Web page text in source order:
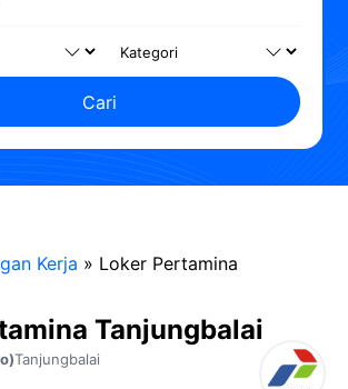
Cari
Kerja » Loker Pertamina
Tanjungbalai
Tanjungbalai